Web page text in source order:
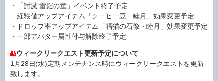
・「討滅 雷鎧の童」イベント終了予定
・経験値アップアイテム「クーヒー豆・睦月」効果変更予定
・ドロップ率アップアイテム「福猫の石像・睦月」効果変更予定
・一部アバター属性付与解除終了予定
ウィークリークエスト更新予定について
1月28日(水)定期メンテナンス時にウィークリークエストを更新
致します。